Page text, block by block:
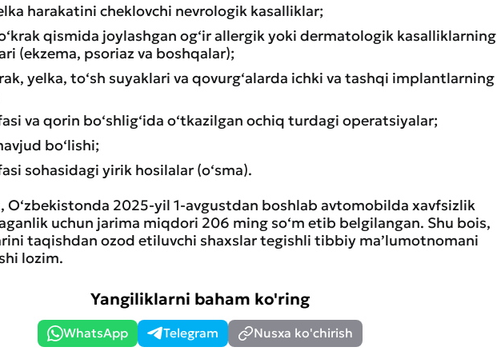
harakatini cheklovchi nevrologik kasalliklar;
qismida joylashgan og‘ir allergik yoki dermatologik kasalliklarning
(ekzema, psoriaz va boshqalar);
yelka, to‘sh suyaklari va qovurg‘alarda ichki va tashqi implantlarning
va qorin bo‘shlig‘ida o‘tkazilgan ochiq turdagi operatsiyalar;
bo‘lishi;
sohasidagi yirik hosilalar (o‘sma).
O‘zbekistonda 2025-yil 1-avgustdan boshlab avtomobilda xavfsizlik
uchun jarima miqdori 206 ming so‘m etib belgilangan. Shu bois,
taqishdan ozod etiluvchi shaxslar tegishli tibbiy ma’lumotnomani
lozim.
Yangiliklarni baham ko'ring
WhatsApp Telegram Nusxa ko'chirish